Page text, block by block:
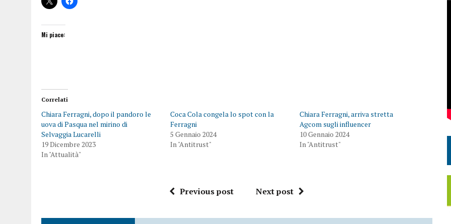
Mi piace:
Correlati
Chiara Ferragni, dopo il pandoro le
uova di Pasqua nel mirino di
Selvaggia Lucarelli
19 Dicembre 2023
In "Attualità"
Coca Cola congela lo spot con la
Ferragni
5 Gennaio 2024
In "Antitrust"
Chiara Ferragni, arriva stretta
Agcom sugli influencer
10 Gennaio 2024
In "Antitrust"
Previous post Next post